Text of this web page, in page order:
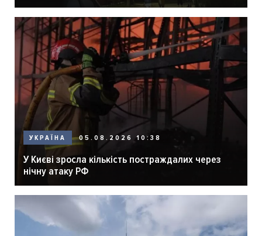
УКРАЇНА 05.08.2026 10:38
У Києві зросла кількість постраждалих через
нічну атаку РФ